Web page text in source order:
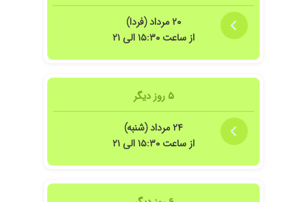
فعلا پسرم تحت نظرشون هستند
بسیار دکتر با حوصله و حاذق و کار بلد هستند
من پسرم دچار هپاتیت Aشد بردمش بیمارستان
بیمارستان مرخصش کردم و آوردم پیش ایشون
خیلی دکتر خوب و با حوصله ای هستن و هنوز هم
تحت درمان هست پسرم
۱۴۰۴/۰۷/۲۹
هنوز نتیجه نگرفتیم
۲۰ مرداد (فردا)
از ساعت ۱۵:۳۰ الی ۲۱
۵ روز دیگر
۲۴ مرداد (شنبه)
از ساعت ۱۵:۳۰ الی ۲۱